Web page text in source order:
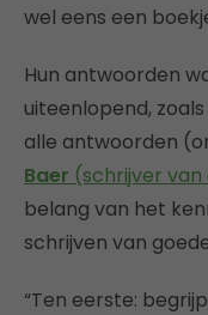
wel eens een
Hun antwoorden
uiteenlopend,
alle antwoorden
Baer (schrijver
belang van het
schrijven van
“Ten eerste: